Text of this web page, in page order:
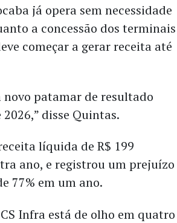
já opera sem necessidade
a concessão dos terminais
começar a gerar receita até
novo patamar de resultado
disse Quintas.
líquida de R$ 199
ano, e registrou um prejuízo
77% em um ano.
Infra está de olho em quatro